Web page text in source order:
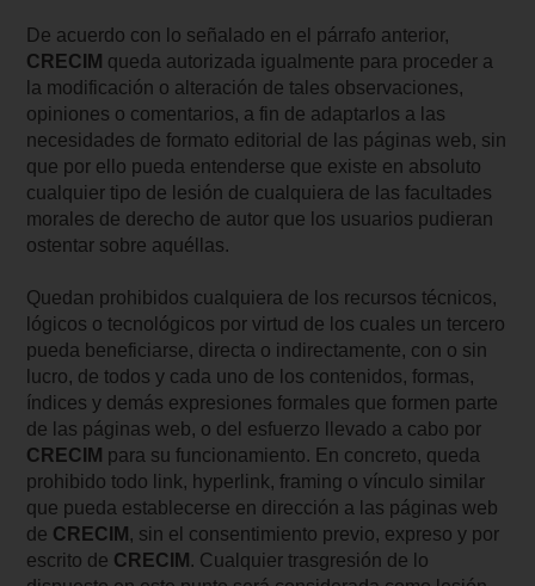
De acuerdo con lo señalado en el párrafo anterior,
CRECIM queda autorizada igualmente para proceder a
la modificación o alteración de tales observaciones,
opiniones o comentarios, a fin de adaptarlos a las
necesidades de formato editorial de las páginas web, sin
que por ello pueda entenderse que existe en absoluto
cualquier tipo de lesión de cualquiera de las facultades
morales de derecho de autor que los usuarios pudieran
ostentar sobre aquéllas.
Quedan prohibidos cualquiera de los recursos técnicos,
lógicos o tecnológicos por virtud de los cuales un tercero
pueda beneficiarse, directa o indirectamente, con o sin
lucro, de todos y cada uno de los contenidos, formas,
índices y demás expresiones formales que formen parte
de las páginas web, o del esfuerzo llevado a cabo por
CRECIM para su funcionamiento. En concreto, queda
prohibido todo link, hyperlink, framing o vínculo similar
que pueda establecerse en dirección a las páginas web
de CRECIM , sin el consentimiento previo, expreso y por
escrito de CRECIM . Cualquier trasgresión de lo